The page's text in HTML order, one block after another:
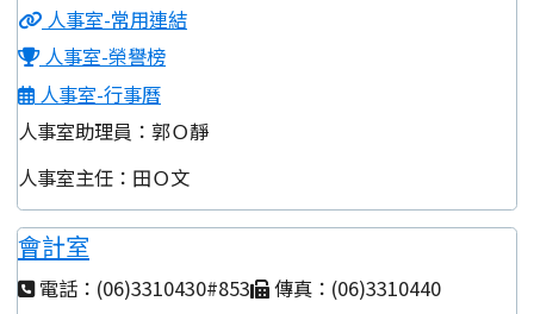
人事室-常用連結
人事室-榮譽榜
人事室-行事曆
人事室助理員：郭Ｏ靜
人事室主任：田Ｏ文
會計室
電話：(06)3310430#853
傳真：(06)3310440